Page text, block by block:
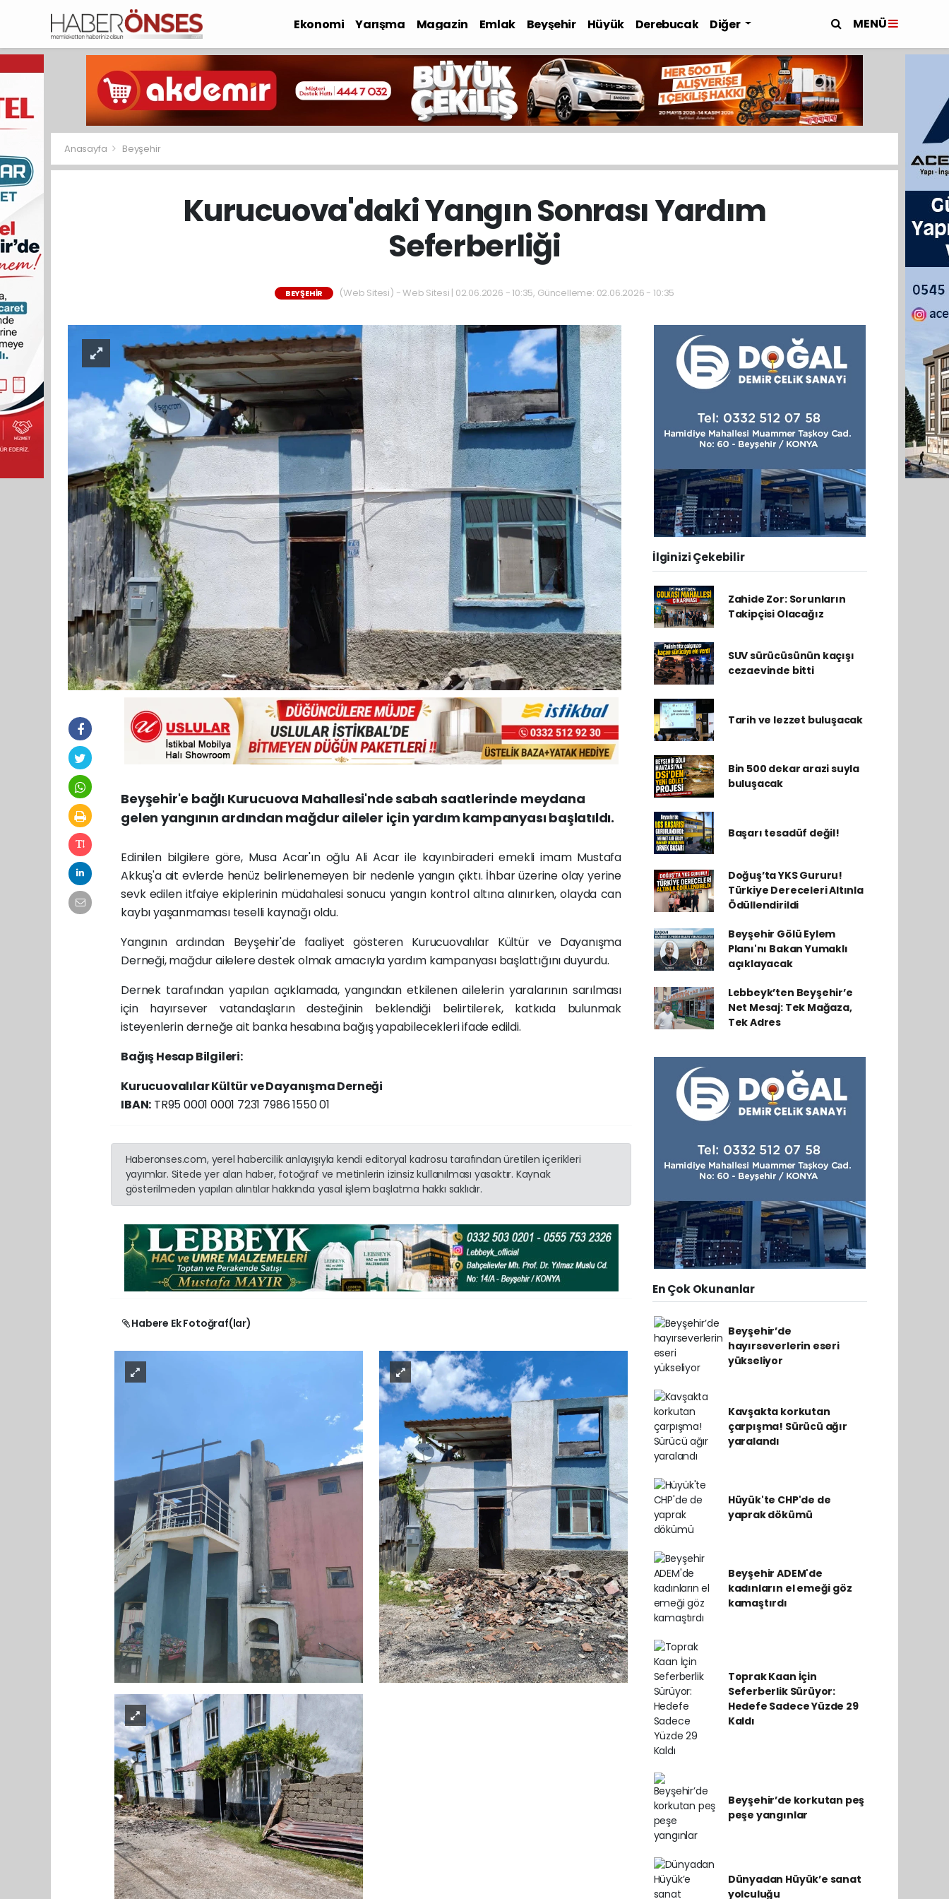
Ekonomi Yarışma Magazin Emlak Beyşehir Hüyük Derebucak Diğer MENÜ
Anasayfa Beyşehir
Kurucuova'daki Yangın Sonrası Yardım
Seferberliği
BEYŞEHIR (Web Sitesi) - Web Sitesi | 02.06.2026 - 10:35, Güncelleme: 02.06.2026 - 10:35
Beyşehir'e bağlı Kurucuova Mahallesi'nde sabah saatlerinde meydana
gelen yangının ardından mağdur aileler için yardım kampanyası başlatıldı.
Edinilen bilgilere göre, Musa Acar'ın oğlu Ali Acar ile kayınbiraderi emekli imam Mustafa
Akkuş'a ait evlerde henüz belirlenemeyen bir nedenle yangın çıktı. İhbar üzerine olay yerine
sevk edilen itfaiye ekiplerinin müdahalesi sonucu yangın kontrol altına alınırken, olayda can
kaybı yaşanmaması teselli kaynağı oldu.
Yangının ardından Beyşehir'de faaliyet gösteren Kurucuovalılar Kültür ve Dayanışma
Derneği, mağdur ailelere destek olmak amacıyla yardım kampanyası başlattığını duyurdu.
Dernek tarafından yapılan açıklamada, yangından etkilenen ailelerin yaralarının sarılması
için hayırsever vatandaşların desteğinin beklendiği belirtilerek, katkıda bulunmak
isteyenlerin derneğe ait banka hesabına bağış yapabilecekleri ifade edildi.
Bağış Hesap Bilgileri:
Kurucuovalılar Kültür ve Dayanışma Derneği
IBAN: TR95 0001 0001 7231 7986 1550 01
Haberonses.com, yerel habercilik anlayışıyla kendi editoryal kadrosu tarafından üretilen içerikleri
yayımlar. Sitede yer alan haber, fotoğraf ve metinlerin izinsiz kullanılması yasaktır. Kaynak
gösterilmeden yapılan alıntılar hakkında yasal işlem başlatma hakkı saklıdır.
Habere Ek Fotoğraf(lar)
İlginizi Çekebilir
Zahide Zor: Sorunların
Takipçisi Olacağız
SUV sürücüsünün kaçışı
cezaevinde bitti
Tarih ve lezzet buluşacak
Bin 500 dekar arazi suyla
buluşacak
Başarı tesadüf değil!
Doğuş’ta YKS Gururu!
Türkiye Dereceleri Altınla
Ödüllendirildi
Beyşehir Gölü Eylem
Planı'nı Bakan Yumaklı
açıklayacak
Lebbeyk’ten Beyşehir’e
Net Mesaj: Tek Mağaza,
Tek Adres
En Çok Okunanlar
Beyşehir’de
hayırseverlerin eseri
yükseliyor
Kavşakta korkutan
çarpışma! Sürücü ağır
yaralandı
Hüyük'te CHP'de de
yaprak dökümü
Beyşehir ADEM'de
kadınların el emeği göz
kamaştırdı
Toprak Kaan İçin
Seferberlik Sürüyor:
Hedefe Sadece Yüzde 29
Kaldı
Beyşehir’de korkutan peş
peşe yangınlar
Dünyadan Hüyük’e sanat
yolculuğu